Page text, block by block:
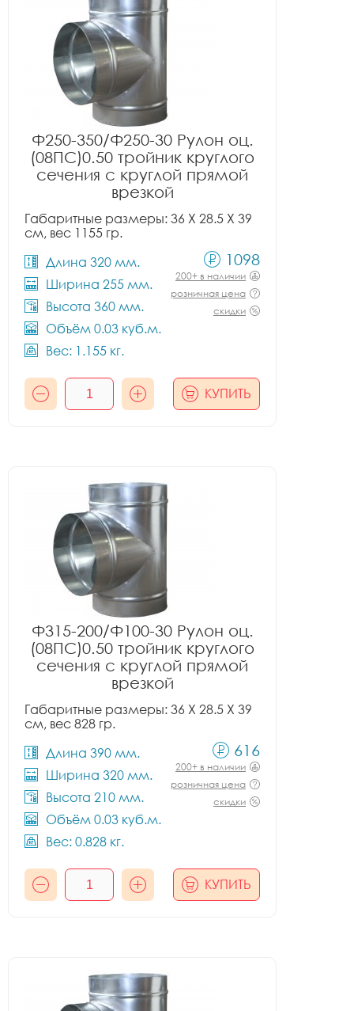
Ф250-350/Ф250-30 Рулон оц.
(08ПС)0.50 тройник круглого
сечения с круглой прямой
врезкой
Габаритные размеры: 36 X 28.5 X 39
см, вес 1155 гр.
Длина 320 мм.
Ширина 255 мм.
Высота 360 мм.
Объём 0.03 куб.м.
Вес: 1.155 кг.
1098
200+ в наличии
розничная цена
скидки
КУПИТЬ
Ф315-200/Ф100-30 Рулон оц.
(08ПС)0.50 тройник круглого
сечения с круглой прямой
врезкой
Габаритные размеры: 36 X 28.5 X 39
см, вес 828 гр.
Длина 390 мм.
Ширина 320 мм.
Высота 210 мм.
Объём 0.03 куб.м.
Вес: 0.828 кг.
616
200+ в наличии
розничная цена
скидки
КУПИТЬ